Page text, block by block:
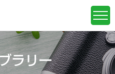
ラリー